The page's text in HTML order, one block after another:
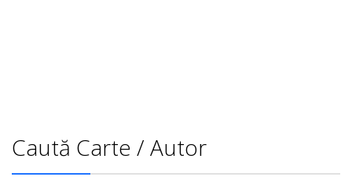
Caută Carte / Autor